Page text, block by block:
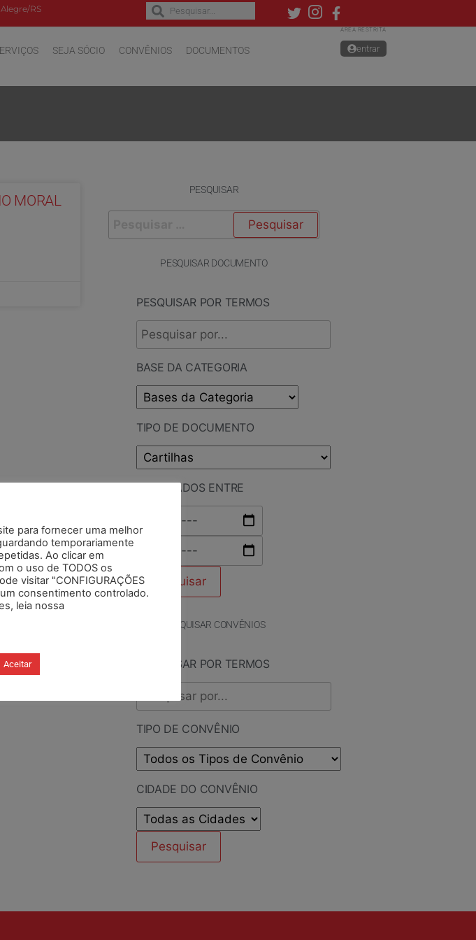
RS
SEJA SÓCIO CONVÊNIOS DOCUMENTOS
ÁREA RESTRITA
entrar
MORAL
PESQUISAR
PESQUISAR DOCUMENTO
PESQUISAR POR TERMOS
BASE DA CATEGORIA
TIPO DE DOCUMENTO
PUBLICADOS ENTRE
PESQUISAR CONVÊNIOS
PESQUISAR POR TERMOS
TIPO DE CONVÊNIO
CIDADE DO CONVÊNIO
para fornecer uma melhor
temporariamente
Ao clicar em
o uso de TODOS os
visitar "CONFIGURAÇÕES
consentimento controlado.
leia nossa
Aceitar